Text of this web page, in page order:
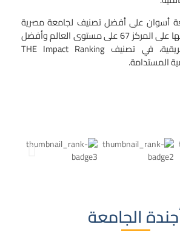
أسوان على أفضل تصنيف لجامعة مصرية
على الإطلاق بحصولها على المركز 67 على مستوى العالم وأفضل
في تصنيف THE Impact Ranking
المستدامة.
الجامعة